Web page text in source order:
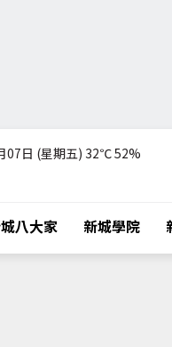
07日 (星期五) 32℃52%
八大家 新城學院